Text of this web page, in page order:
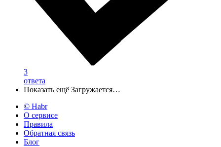
3
ответа
Показать ещё Загружается…
© Habr
О сервисе
Правила
Обратная связь
Блог